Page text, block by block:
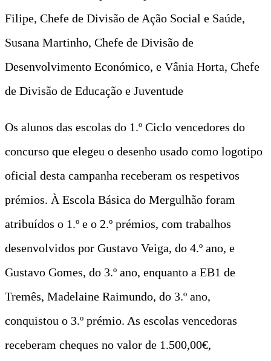
Filipe, Chefe de Divisão de Ação Social e Saúde,
Susana Martinho, Chefe de Divisão de
Desenvolvimento Económico, e Vânia Horta, Chefe
de Divisão de Educação e Juventude
Os alunos das escolas do 1.º Ciclo vencedores do
concurso que elegeu o desenho usado como logotipo
oficial desta campanha receberam os respetivos
prémios. À Escola Básica do Mergulhão foram
atribuídos o 1.º e o 2.º prémios, com trabalhos
desenvolvidos por Gustavo Veiga, do 4.º ano, e
Gustavo Gomes, do 3.º ano, enquanto a EB1 de
Tremês, Madelaine Raimundo, do 3.º ano,
conquistou o 3.º prémio. As escolas vencedoras
receberam cheques no valor de 1.500,00€,